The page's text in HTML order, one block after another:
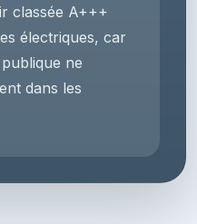
classée A+++
électriques, car
ne
dans les